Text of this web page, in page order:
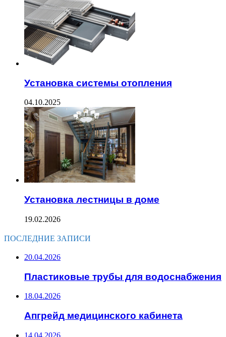
Установка системы отопления
04.10.2025
Установка лестницы в доме
19.02.2026
ПОСЛЕДНИЕ ЗАПИСИ
20.04.2026
Пластиковые трубы для водоснабжения
18.04.2026
Апгрейд медицинского кабинета
14.04.2026